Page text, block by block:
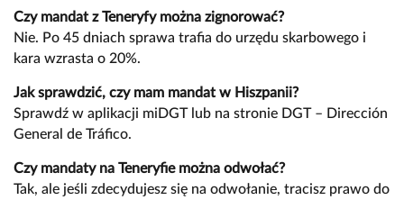
Czy mandat z Teneryfy można zignorować?
Nie. Po 45 dniach sprawa trafia do urzędu skarbowego i
kara wzrasta o 20%.
Jak sprawdzić, czy mam mandat w Hiszpanii?
Sprawdź w aplikacji miDGT lub na stronie DGT – Dirección
General de Tráfico.
Czy mandaty na Teneryfie można odwołać?
Tak, ale jeśli zdecydujesz się na odwołanie, tracisz prawo do